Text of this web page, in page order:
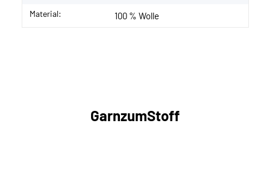
Material: 100 % Wolle
GarnzumStoff